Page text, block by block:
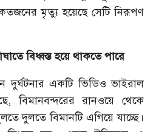
মৃত্যু হয়েছে সেটি নিরূপণ
বিধ্বস্ত হয়ে থাকতে পারে
দুর্ঘটনার একটি ভিডিও ভাইরাল
বিমানবন্দরের রানওয়ে থেকে
দুলতে বিমানটি এগিয়ে যাচ্ছে।